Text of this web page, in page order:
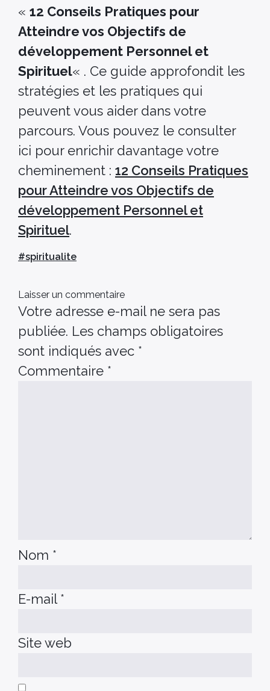
« 12 Conseils Pratiques pour
Atteindre vos Objectifs de
développement Personnel et
Spirituel« . Ce guide approfondit les
stratégies et les pratiques qui
peuvent vous aider dans votre
parcours. Vous pouvez le consulter
ici pour enrichir davantage votre
cheminement : 12 Conseils Pratiques
pour Atteindre vos Objectifs de
développement Personnel et
Spirituel.
#spiritualite
Laisser un commentaire
Votre adresse e-mail ne sera pas
publiée. Les champs obligatoires
sont indiqués avec *
Commentaire *
Nom *
E-mail *
Site web